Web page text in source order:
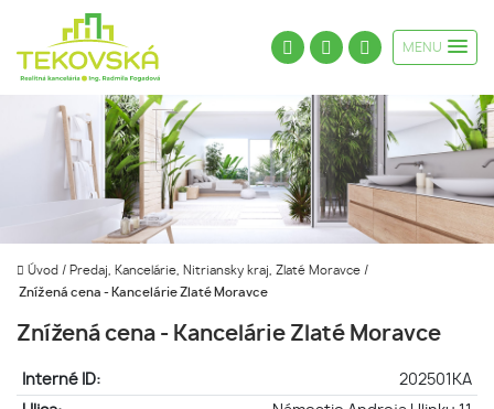
MENU
Úvod / Predaj, Kancelárie, Nitriansky kraj, Zlaté Moravce /
Znížená cena - Kancelárie Zlaté Moravce
Znížená cena - Kancelárie Zlaté Moravce
Interné ID:
202501KA